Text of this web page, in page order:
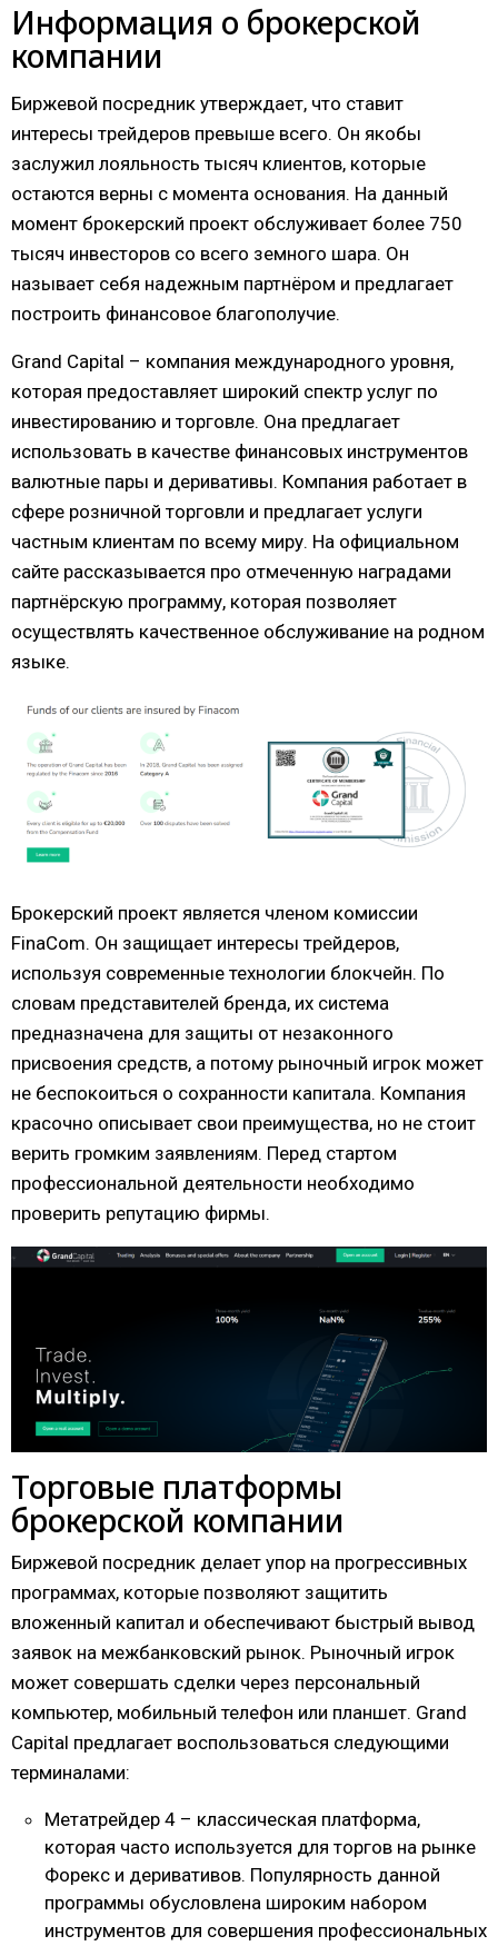
Информация о брокерской
компании
Биржевой посредник утверждает, что ставит
интересы трейдеров превыше всего. Он якобы
заслужил лояльность тысяч клиентов, которые
остаются верны с момента основания. На данный
момент брокерский проект обслуживает более 750
тысяч инвесторов со всего земного шара. Он
называет себя надежным партнёром и предлагает
построить финансовое благополучие.
Grand Capital – компания международного уровня,
которая предоставляет широкий спектр услуг по
инвестированию и торговле. Она предлагает
использовать в качестве финансовых инструментов
валютные пары и деривативы. Компания работает в
сфере розничной торговли и предлагает услуги
частным клиентам по всему миру. На официальном
сайте рассказывается про отмеченную наградами
партнёрскую программу, которая позволяет
осуществлять качественное обслуживание на родном
языке.
Брокерский проект является членом комиссии
FinaCom. Он защищает интересы трейдеров,
используя современные технологии блокчейн. По
словам представителей бренда, их система
предназначена для защиты от незаконного
присвоения средств, а потому рыночный игрок может
не беспокоиться о сохранности капитала. Компания
красочно описывает свои преимущества, но не стоит
верить громким заявлениям. Перед стартом
профессиональной деятельности необходимо
проверить репутацию фирмы.
Торговые платформы
брокерской компании
Биржевой посредник делает упор на прогрессивных
программах, которые позволяют защитить
вложенный капитал и обеспечивают быстрый вывод
заявок на межбанковский рынок. Рыночный игрок
может совершать сделки через персональный
компьютер, мобильный телефон или планшет. Grand
Capital предлагает воспользоваться следующими
терминалами:
Метатрейдер 4 – классическая платформа,
которая часто используется для торгов на рынке
Форекс и деривативов. Популярность данной
программы обусловлена широким набором
инструментов для совершения профессиональных